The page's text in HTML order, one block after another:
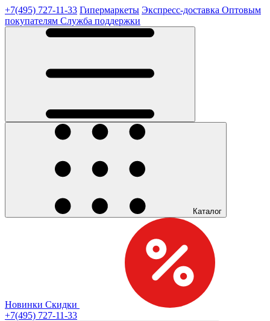
+7(495) 727-11-33 Гипермаркеты Экспресс-доставка Оптовым
покупателям Служба поддержки
Каталог
Новинки Скидки
+7(495) 727-11-33